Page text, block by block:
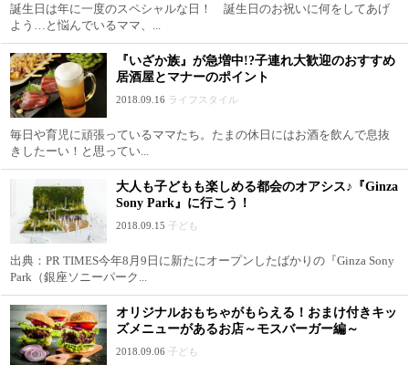
誕生日は年に一度のスペシャルな日！ 誕生日のお祝いに何をしてあげ
よう…と悩んでいるママ、...
『いざか族』が急増中!?子連れ大歓迎のおすすめ
居酒屋とマナーのポイント
2018.09.16 ライフスタイル
毎日や育児に頑張っているママたち。たまの休日にはお酒を飲んで息抜
きしたーい！と思ってい...
大人も子どもも楽しめる都会のオアシス♪『Ginza
Sony Park』に行こう！
2018.09.15 子ども
出典：PR TIMES今年8月9日に新たにオープンしたばかりの『Ginza Sony
Park（銀座ソニーパーク...
オリジナルおもちゃがもらえる！おまけ付きキッ
ズメニューがあるお店～モスバーガー編～
2018.09.06 子ども